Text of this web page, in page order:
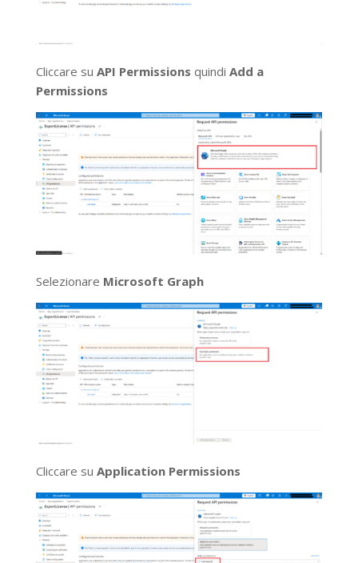
Cliccare su API Permissions quindi Add a
Permissions
Selezionare Microsoft Graph
Cliccare su Application Permissions